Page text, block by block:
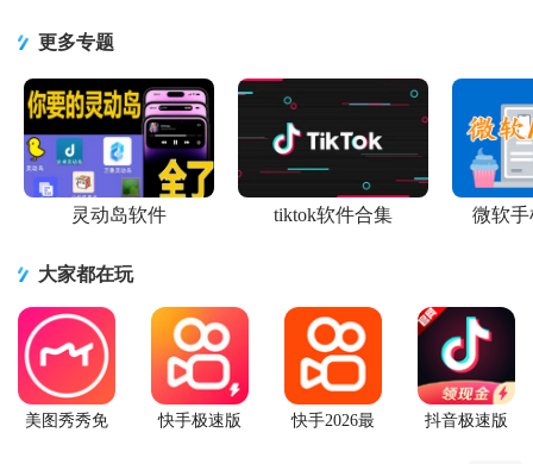
v11.5.3 手机
更多专题
灵动岛软件 tiktok软件合集 微软手
大家都在玩
美图秀秀免
快手极速版
快手2026最
抖音极速版